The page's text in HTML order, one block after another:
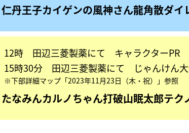
仁丹王子カイゲンの風神さん龍角散ダイ
12時 田辺三菱製薬にて キャラクターPR
15時30分 田辺三菱製薬にて じゃんけん
※下部詳細マップ「2023年11月23日（木・祝）」参照
たなみんカルノちゃん打破山眠太郎テク